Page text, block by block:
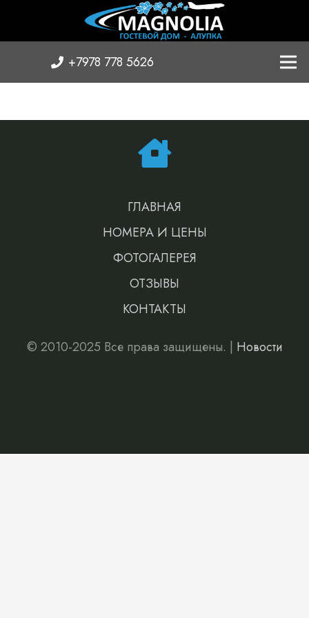
+7978 778 5626
ГЛАВНАЯ
НОМЕРА И ЦЕНЫ
ФОТОГАЛЕРЕЯ
ОТЗЫВЫ
КОНТАКТЫ
© 2010-2025 Все права защищены. | Новости